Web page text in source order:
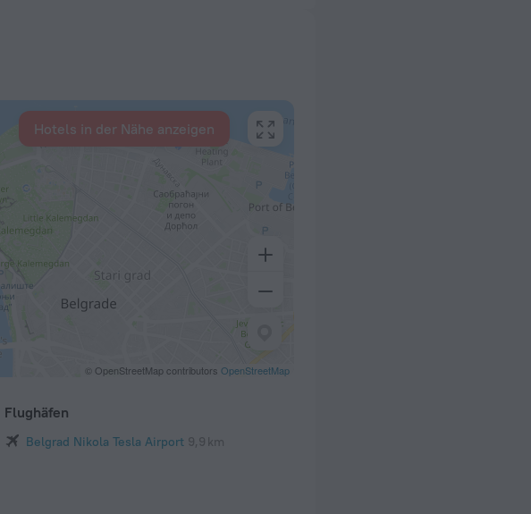
© OpenStreetMap contributors OpenStreetMap
Hotels in der Nähe anzeigen
Flughäfen
Belgrad Nikola Tesla Airport 9,9 km